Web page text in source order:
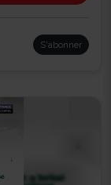
S'abonner